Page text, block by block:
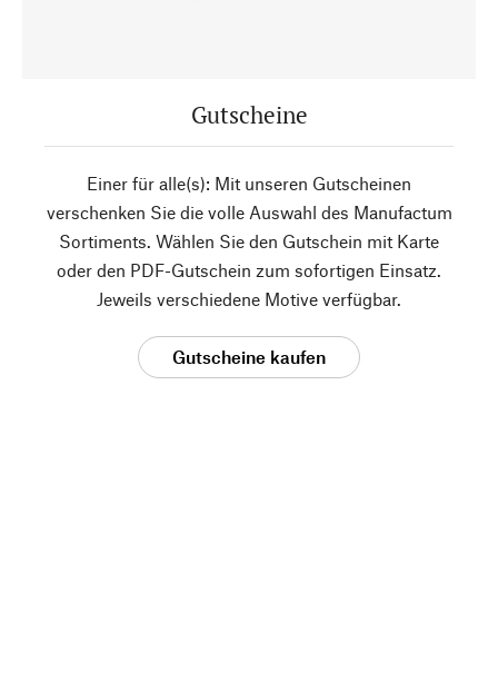
Gutscheine
Einer für alle(s): Mit unseren Gutscheinen
verschenken Sie die volle Auswahl des Manufactum
Sortiments. Wählen Sie den Gutschein mit Karte
oder den PDF-Gutschein zum sofortigen Einsatz.
Jeweils verschiedene Motive verfügbar.
Gutscheine kaufen